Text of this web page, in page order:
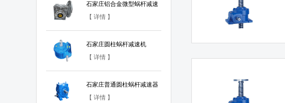
石家庄铝合金微型蜗杆减速
器【 详情 】
石家庄圆柱蜗杆减速机
【 详情 】
石家庄普通圆柱蜗杆减速器
【 详情 】